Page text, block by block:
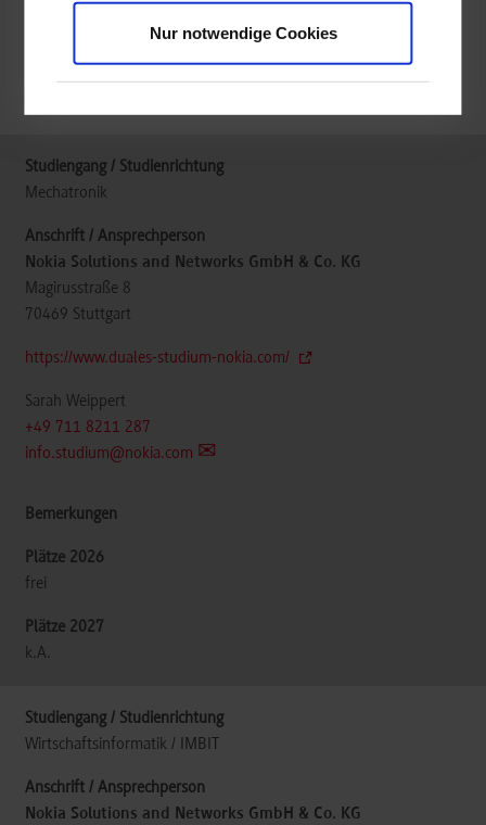
Nur notwendige Cookies
Mechatronik
Nokia Solutions and Networks GmbH & Co. KG
Magirusstraße 8
70469 Stuttgart
https://www.duales-studium-nokia.com/
Sarah Weippert
+49 711 8211 287
info.studium@nokia.com
frei
k.A.
Wirtschaftsinformatik / IMBIT
Nokia Solutions and Networks GmbH & Co. KG